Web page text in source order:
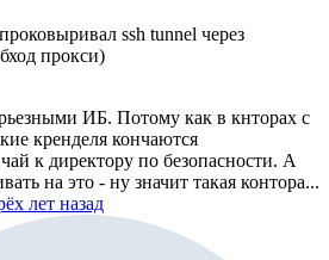
ssh tunnel через
прокси)
ИБ. Потому как в кнторах с
кренделя кончаются
к директору по безопасности. А
на это - ну значит такая контора...
лет назад